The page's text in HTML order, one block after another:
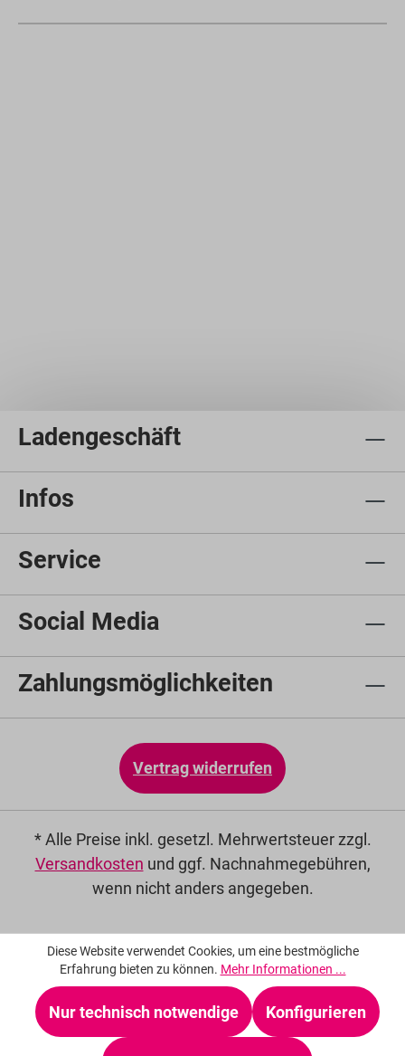
Ladengeschäft
Infos
Service
Social Media
Zahlungsmöglichkeiten
Vertrag widerrufen
* Alle Preise inkl. gesetzl. Mehrwertsteuer zzgl.
Versandkosten und ggf. Nachnahmegebühren,
wenn nicht anders angegeben.
Diese Website verwendet Cookies, um eine bestmögliche
Erfahrung bieten zu können. Mehr Informationen ...
Nur technisch notwendige Konfigurieren